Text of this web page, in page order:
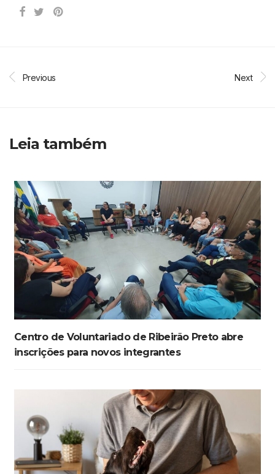
Previous Next
Leia também
Centro de Voluntariado de Ribeirão Preto abre
inscrições para novos integrantes